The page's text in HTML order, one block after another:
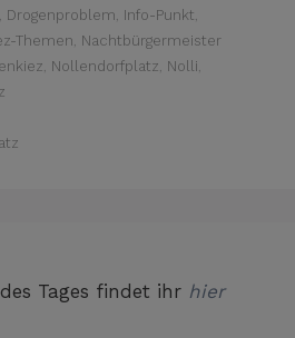
, Drogenproblem, Info-Punkt,
Themen, Nachtbürgermeister
, Nollendorfplatz, Nolli,
Tages findet ihr hier